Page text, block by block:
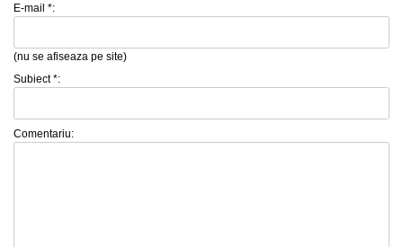
E-mail *:
(nu se afiseaza pe site)
Subiect *:
Comentariu: